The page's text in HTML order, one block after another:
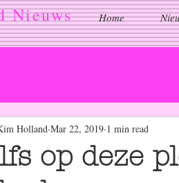
Nieuws Home
op deze
Holland Mar 22, 2019 1 min read